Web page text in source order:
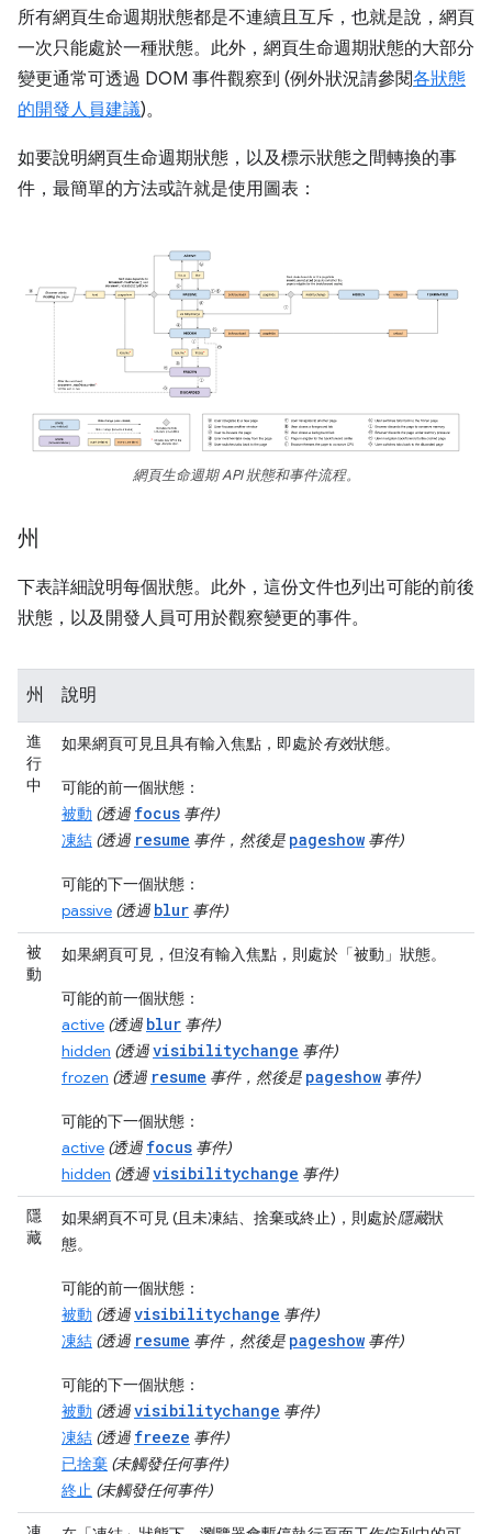
所有網頁生命週期狀態都是不連續且互斥，也就是說，網頁
一次只能處於一種狀態。此外，網頁生命週期狀態的大部分
變更通常可透過 DOM 事件觀察到 (例外狀況請參閱各狀態
的開發人員建議)。
如要說明網頁生命週期狀態，以及標示狀態之間轉換的事
件，最簡單的方法或許就是使用圖表：
網頁生命週期 API 狀態和事件流程。
州
下表詳細說明每個狀態。此外，這份文件也列出可能的前後
狀態，以及開發人員可用於觀察變更的事件。
州 說明
進
行
中
如果網頁可見且具有輸入焦點，即處於有效狀態。
可能的前一個狀態：
被動 (透過 focus 事件)
凍結 (透過 resume 事件，然後是 pageshow 事件)
可能的下一個狀態：
passive (透過 blur 事件)
被
動
如果網頁可見，但沒有輸入焦點，則處於「被動」 狀態。
可能的前一個狀態：
active (透過 blur 事件)
hidden (透過visibilitychange 事件)
frozen (透過 resume 事件，然後是 pageshow 事件)
可能的下一個狀態：
active (透過 focus 事件)
hidden (透過visibilitychange 事件)
隱
藏
如果網頁不可見 (且未凍結、捨棄或終止)，則處於隱藏狀
態。
可能的前一個狀態：
被動 (透過visibilitychange 事件)
凍結 (透過 resume 事件，然後是 pageshow 事件)
可能的下一個狀態：
被動 (透過visibilitychange 事件)
凍結 (透過 freeze 事件)
已捨棄 (未觸發任何事件)
終止 (未觸發任何事件)